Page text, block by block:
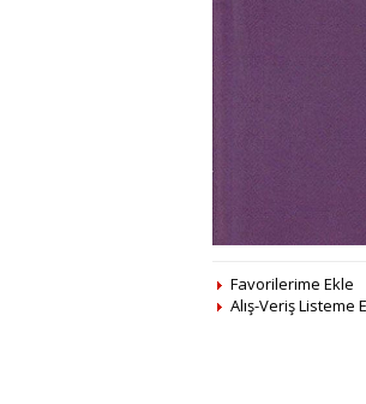
Favorilerime Ekle
Alış-Veriş Listeme